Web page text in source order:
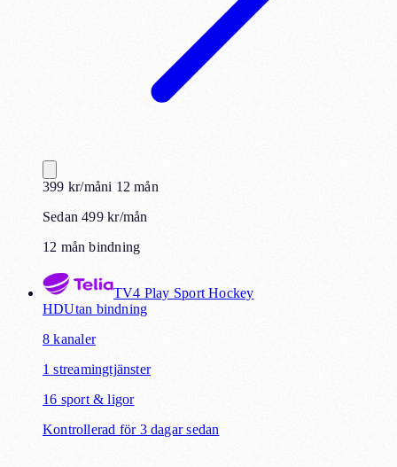
399 kr/måni 12 mån
Sedan 499 kr/mån
12 mån bindning
TV4 Play Sport Hockey
HDUtan bindning
8 kanaler
1 streamingtjänster
16 sport & ligor
Kontrollerad för 3 dagar sedan